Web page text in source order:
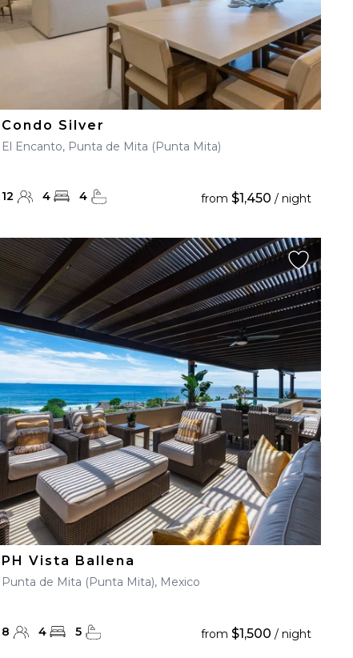
Condo Silver
El Encanto, Punta de Mita (Punta Mita)
12 4 4 from $1,450 / night
PH Vista Ballena
Punta de Mita (Punta Mita), Mexico
8 4 5 from $1,500 / night